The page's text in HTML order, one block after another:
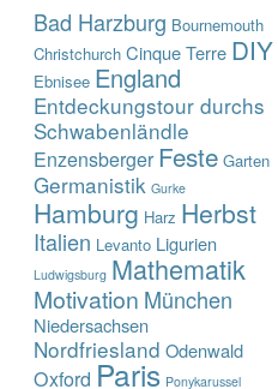
Bad Harzburg Bournemouth
Christchurch Cinque Terre DIY
Ebnisee England
Entdeckungstour durchs
Schwabenländle
Enzensberger Feste Garten
Germanistik Gurke
Hamburg Harz Herbst
Italien Levanto Ligurien
Ludwigsburg Mathematik
Motivation München
Niedersachsen
Nordfriesland Odenwald
Oxford Paris Ponykarussel